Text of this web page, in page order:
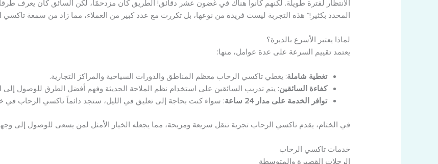
الانتظار لفترة طويلة. لكنهم كانوا هناك في غضون عشر دقائق! الطريق كان مزدحمًا، لكن السائق كان يعرف
المحدد بكثير!” هذه التجربة ليست فريدة من نوعها، بل تكررت مع عدد كبير من العملاء، مما زاد من سمعة
لماذا يعتبر الأسرع بالديرة؟
يعتمد تقييم السرعة على عدة عوامل، منها:
تغطية شاملة: يغطي تاكسي الرحاب معظم المناطق والدورات السياحية والمراكز التجارية.
كفاءة السائقين: يتم تدريب السائقين على استخدام نظم الملاحة الحديثة وفهم أفضل الطرق للوصول
توافر الخدمة على مدار 24 ساعة
: سواء كنت بحاجة إلى تعليق في الليل، ستجد دائماً تاكسي الرحاب في
في الختام، يقدم تاكسي الرحاب تجربة تنقل سريعة ومريحة، مما يجعله الخيار الأمثل لمن يسعى للوصول إلى
خدمات تاكسي الرحاب
الرحلات القصيرة والمتوسطة